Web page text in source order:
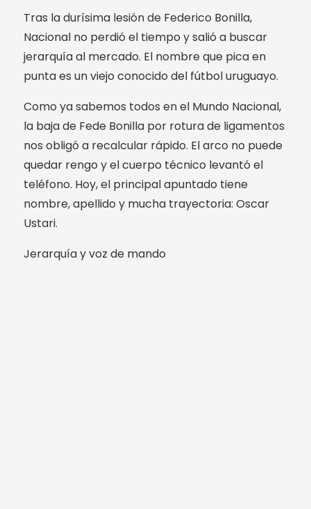
Tras la durísima lesión de Federico Bonilla,
Nacional no perdió el tiempo y salió a buscar
jerarquía al mercado. El nombre que pica en
punta es un viejo conocido del fútbol uruguayo.
Como ya sabemos todos en el Mundo Nacional,
la baja de Fede Bonilla por rotura de ligamentos
nos obligó a recalcular rápido. El arco no puede
quedar rengo y el cuerpo técnico levantó el
teléfono. Hoy, el principal apuntado tiene
nombre, apellido y mucha trayectoria: Oscar
Ustari.
Jerarquía y voz de mando